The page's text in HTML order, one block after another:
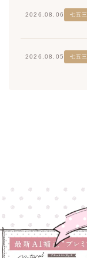
2026.08.06 七五三
2026.08.05 七五三